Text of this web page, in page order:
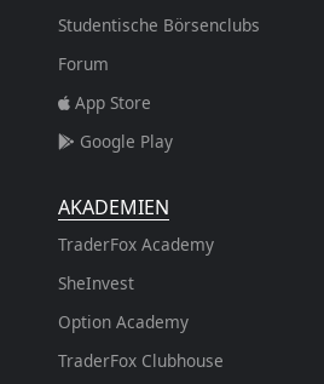
Studentische Börsenclubs
Forum
App Store
Google Play
AKADEMIEN
TraderFox Academy
SheInvest
Option Academy
TraderFox Clubhouse